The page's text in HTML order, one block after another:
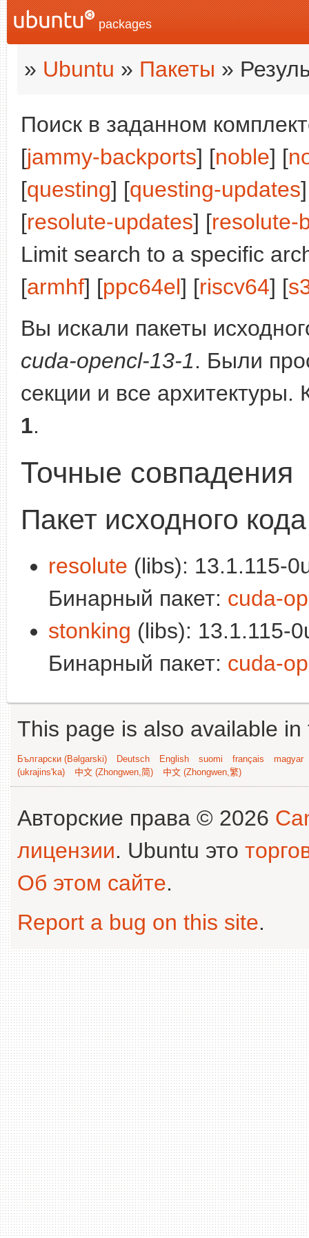
packages
» Ubuntu » Пакеты »
Поиск в заданном
[jammy-backports] [noble] [
[questing] [questing-updates
[resolute-updates] [resolute-
Limit search to a specific
[armhf] [ppc64el] [riscv64] [
Вы искали пакеты
cuda-opencl-13-1. Были
секции и все архитектуры.
1.
Точные совпадения
Пакет исходного
resolute (libs): 13.1.115-
Бинарный пакет: cuda-
stonking (libs): 13.1.115-
Бинарный пакет: cuda-
This page is also available
Български (Bəlgarski) Deutsch English suomi français
magyar
(ukrajins'ka)
中文 (Zhongwen,简) 中文 (Zhongwen,繁)
Авторские права © 2026
лицензии. Ubuntu это
Об этом сайте.
Report a bug on this site.